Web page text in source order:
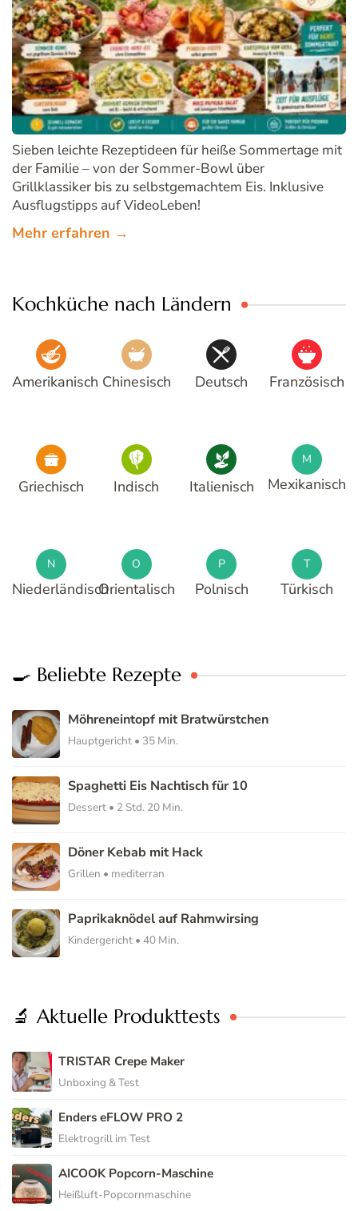
Sieben leichte Rezeptideen für heiße Sommertage mit
der Familie – von der Sommer-Bowl über
Grillklassiker bis zu selbstgemachtem Eis. Inklusive
Ausflugstipps auf VideoLeben!
Mehr erfahren →
Kochküche nach Ländern
Amerikanisch Chinesisch Deutsch Französisch
Griechisch Indisch Italienisch
M
Mexikanisch
N
Niederländisch
O
Orientalisch
P
Polnisch
T
Türkisch
🍳 Beliebte Rezepte
Möhreneintopf mit Bratwürstchen
Hauptgericht • 35 Min.
Spaghetti Eis Nachtisch für 10
Dessert • 2 Std. 20 Min.
Döner Kebab mit Hack
Grillen • mediterran
Paprikaknödel auf Rahmwirsing
Kindergericht • 40 Min.
🔬 Aktuelle Produkttests
TRISTAR Crepe Maker
Unboxing & Test
Enders eFLOW PRO 2
Elektrogrill im Test
AICOOK Popcorn-Maschine
Heißluft-Popcornmaschine